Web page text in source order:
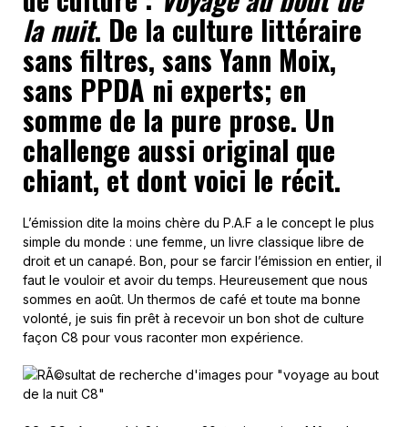
la nuit. De la culture littéraire
sans filtres, sans Yann Moix,
sans PPDA ni experts; en
somme de la pure prose. Un
challenge aussi original que
chiant, et dont voici le récit.
L’émission dite la moins chère du P.A.F a le concept le plus
simple du monde : une femme, un livre classique libre de
droit et un canapé. Bon, pour se farcir l’émission en entier, il
faut le vouloir et avoir du temps. Heureusement que nous
sommes en août. Un thermos de café et toute ma bonne
volonté, je suis fin prêt à recevoir un bon shot de culture
façon C8 pour vous raconter mon expérience.